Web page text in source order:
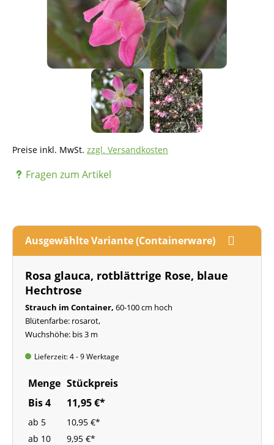
Preise inkl. MwSt. zzgl. Versandkosten
Fragen zum Artikel
Ausgewählte Variante (Containerware)
Rosa glauca, rotblättrige Rose, blaue
Hechtrose
Strauch im Container, 60-100 cm hoch
Blütenfarbe: rosarot,
Wuchshöhe: bis 3 m
Lieferzeit: 4 - 9 Werktage
Menge Stückpreis
Bis4 11,95 €*
ab 5
10,95 €*
ab 10 9,95 €*